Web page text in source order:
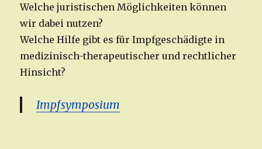
Welche juristischen Möglichkeiten können
wir dabei nutzen?
Welche Hilfe gibt es für Impfgeschädigte in
medizinisch-therapeutischer und rechtlicher
Hinsicht?
Impfsymposium